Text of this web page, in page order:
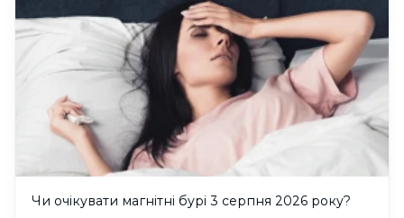
Чи очікувати магнітні бурі 3 серпня 2026 року?